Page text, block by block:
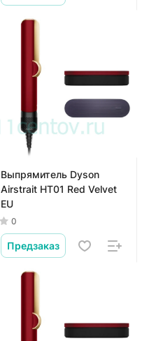
Выпрямитель Dyson
Airstrait HT01 Red Velvet
EU
0
Предзаказ